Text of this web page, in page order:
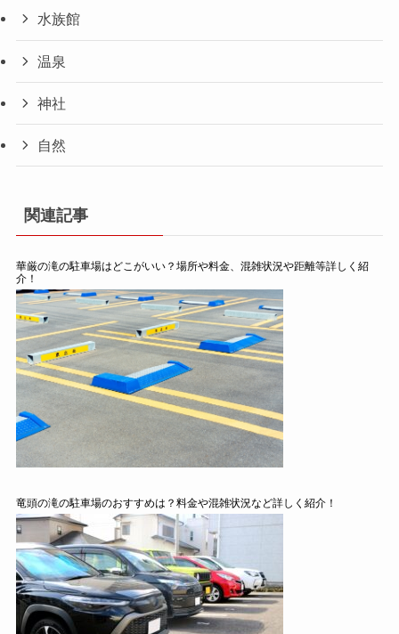
水族館
温泉
神社
自然
関連記事
華厳の滝の駐車場はどこがいい？場所や料金、混雑状況や距離等詳しく紹
介！
竜頭の滝の駐車場のおすすめは？料金や混雑状況など詳しく紹介！